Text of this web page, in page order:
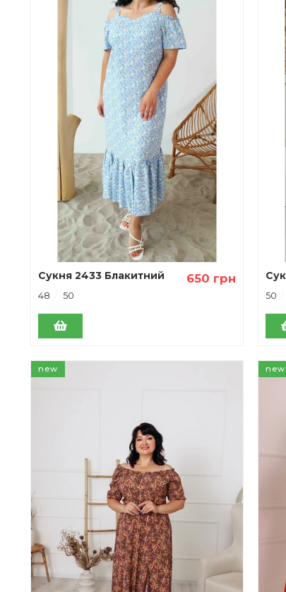
650 грн
Сукня 2433 Блакитний
48 50 50
new new